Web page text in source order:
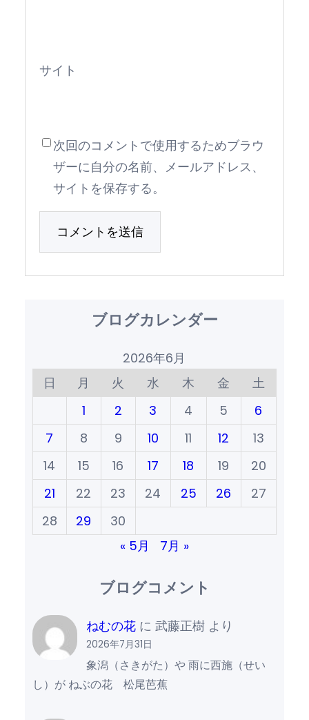
サイト
次回のコメントで使用するためブラウ
ザーに自分の名前、メールアドレス、
サイトを保存する。
ブログカレンダー
2026年6月
日
月 火 水 木 金
土
1
2 3 4 5
6
7
8 9 10 11 12
13
14
15 16 17 18 19
20
21
22 23 24 25 26
27
28
29
30
« 5月
7月 »
ブログコメント
ねむの花 に武藤正樹 より
2026年7月31日
象潟（さきがた）や 雨に西施（せい
し）が ねぶの花 松尾芭蕉